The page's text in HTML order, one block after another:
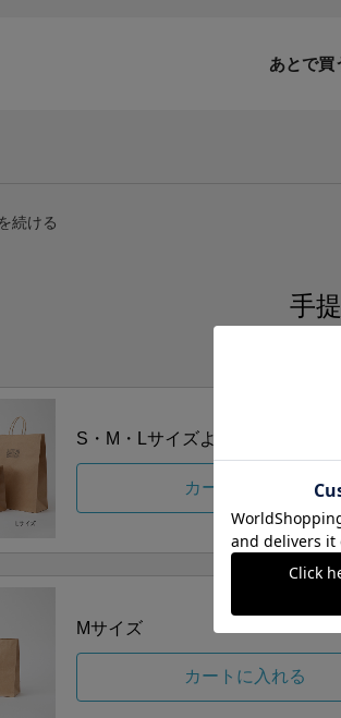
あとで買
手
S・M・
S・M・Lサイズより当店にお任せ
カートに入れる
Mサイズ
カートに入れる